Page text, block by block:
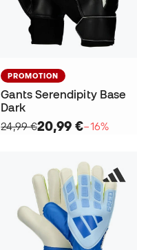
PROMOTION
Gants Serendipity Base
Dark
24,99 €20,99 €−16%